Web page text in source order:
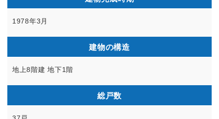
1978年3月
建物の構造
地上8階建 地下1階
総戸数